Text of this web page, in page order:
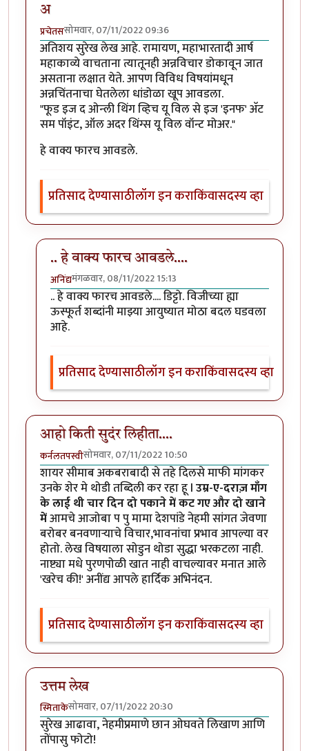
अ
प्रचेतससोमवार, 07/11/2022 09:36
अतिशय सुरेख लेख आहे. रामायण, महाभारतादी आर्ष
महाकाव्ये वाचताना त्यातूनही अन्नविचार डोकावून जात
असताना लक्षात येते. आपण विविध विषयांमधून
अन्नचिंतनाचा घेतलेला धांडोळा खूप आवडला.
"फूड इज द ओन्ली थिंग व्हिच यू विल से इज 'इनफ' अ‍ॅट
सम पॉइंट, ऑल अदर थिंग्स यू विल वॉन्ट मोअर."
हे वाक्य फारच आवडले.
प्रतिसाद देण्यासाठीलॉग इन कराकिंवासदस्य व्हा
.. हे वाक्य फारच आवडले....
अनिंद्यमंगळवार, 08/11/2022 15:13
In reply toफूड इज द ओन्ली थिंग व्हिच यू विल से इज
.. हे वाक्य फारच आवडले.... डिट्टो. विजीच्या ह्या
ऊस्फूर्त शब्दांनी माझ्या आयुष्यात मोठा बदल घडवला
आहे.
प्रतिसाद देण्यासाठीलॉग इन कराकिंवासदस्य व्हा
आहो किती सुदंर लिहीता....
कर्नलतपस्वीसोमवार, 07/11/2022 10:50
शायर सीमाब अकबराबादी से तहे दिलसे माफी मांगकर
उनके शेर मे थोडी तब्दिली कर रहा हू lउम्र-ए-दराज़ माँग
के लाई थी चार दिन दो पकाने में कट गए और दो खाने
मेंआमचे आजोबा प पु मामा देशपांडे नेहमी सांगत जेवणा
बरोबर बनवणाऱ्याचे विचार,भावनांचा प्रभाव आपल्या वर
होतो. लेख विषयाला सोडुन थोडा सुद्धा भरकटला नाही.
नाष्ट्या मधे पुरणपोळी खात नाही वाचल्यावर मनात आले
'खरेच की!' अनींद्य आपले हार्दिक अभिनंदन.
प्रतिसाद देण्यासाठीलॉग इन कराकिंवासदस्य व्हा
उत्तम लेख
स्मिताकेसोमवार, 07/11/2022 20:30
सुरेख आढावा, नेहमीप्रमाणे छान ओघवते लिखाण आणि
तोंपासु फोटो!